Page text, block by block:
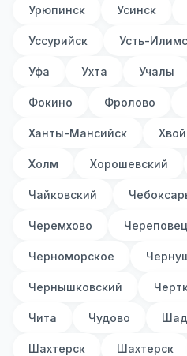
Урюпинск Усинск
Уссурийск Усть-
Уфа Ухта Учалы
Фокино Фролово
Ханты-Мансийск
Холм Хорошевский
Чайковский
Черемхово Череповец
Черноморское
Чернышковский
Чита Чудово
Шахтерск Шахтерск